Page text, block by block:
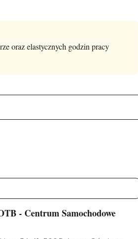
oraz elastycznych godzin pracy
- Centrum Samochodowe